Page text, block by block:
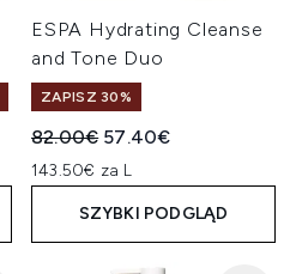
ESPA Hydrating Cleanse
and Tone Duo
ZAPISZ 30%
Sugerowana cena
82.00€ Aktualna cena:
57.40€
143.50€ za L
SZYBKI PODGLĄD